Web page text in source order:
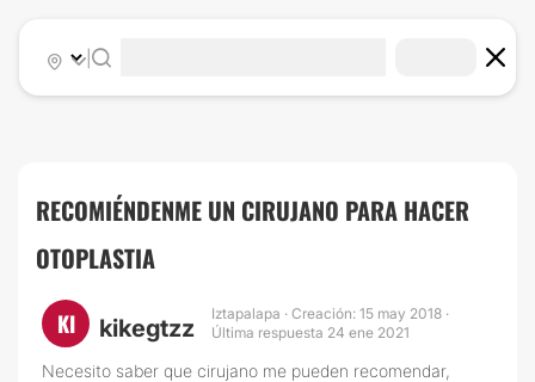
|
RECOMIÉNDENME UN CIRUJANO PARA HACER
OTOPLASTIA
KI kikegtzz
Iztapalapa · Creación: 15 may 2018 ·
Última respuesta 24 ene 2021
Necesito saber que cirujano me pueden recomendar,